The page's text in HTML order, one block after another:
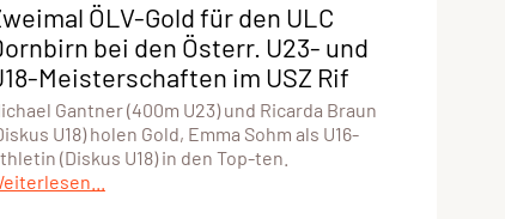
ÖLV-Gold für den ULC
bei den Österr. U23- und
Meisterschaften im USZ Rif
Gantner (400m U23) und Ricarda Braun
U18) holen Gold, Emma Sohm als U16-
(Diskus U18) in den Top-ten.